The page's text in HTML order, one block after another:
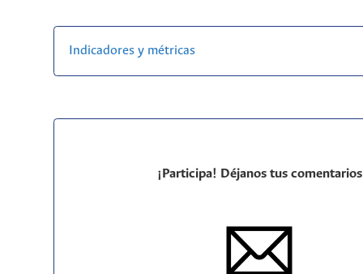
Indicadores y métricas
¡Participa! Déjanos tus comentarios